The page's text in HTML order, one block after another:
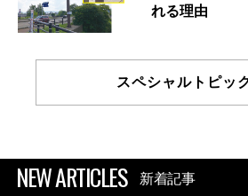
れる理由
スペシャルトピッ
NEW ARTICLES 新着記事